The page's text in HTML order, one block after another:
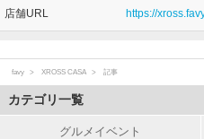
店舗URL https://
favy XROSS CASA 記事
カテゴリ一覧
グルメイベント